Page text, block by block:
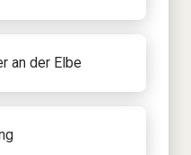
an der Elbe